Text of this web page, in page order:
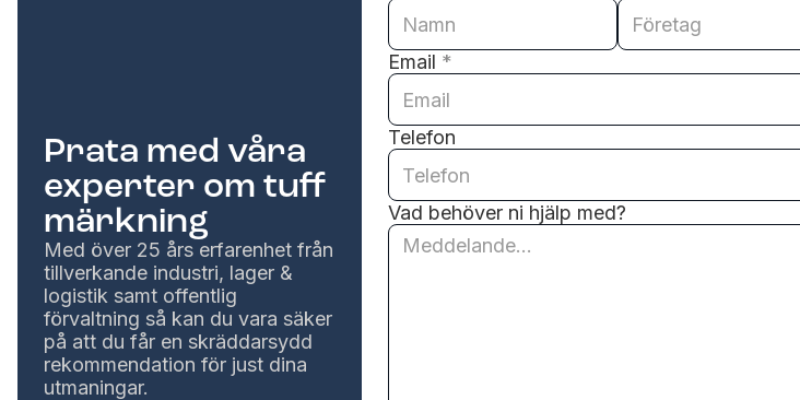
Prata med våra
experter om tuff
märkning
Med över 25 års erfarenhet från
tillverkande industri, lager &
logistik samt offentlig
förvaltning så kan du vara säker
på att du får en skräddarsydd
rekommendation för just dina
utmaningar.
Email *
Telefon
Vad behöver ni hjälp med?